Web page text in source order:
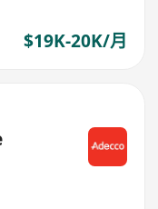
$19K-20K/月